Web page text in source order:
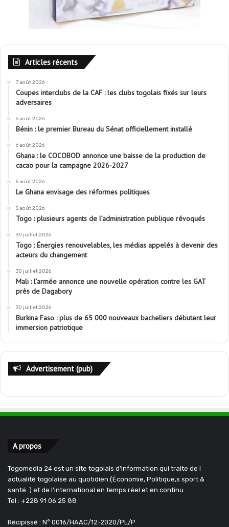
Articles récents
7 août 2026
Coupes interclubs de la CAF : les clubs togolais fixés sur leurs
adversaires
6 août 2026
Bénin : le premier Bureau du Sénat officiellement installé
6 août 2026
Ghana : le COCOBOD annonce une baisse de la production de
cacao pour la campagne 2026-2027
5 août 2026
Le Ghana envisage des réformes politiques
5 août 2026
Togo : plusieurs agents de l’administration publique révoqués
30 juillet 2026
Togo : Énergies renouvelables, les médias appelés à devenir des
acteurs du changement
30 juillet 2026
Mali : l’armée annonce une nouvelle opération contre les GAT
près de Dagabory
30 juillet 2026
Burkina Faso : plus de 65 000 nouveaux bacheliers débutent leur
immersion patriotique
Advertisement (pub)
A propos
Togomedia 24 est un site togolais d'information qui traite de l
actualité togolaise au quotidien (Économie, Politique,s sport &
santé..) et de l'international en temps réel et en continu.
Tel : +228 91 06 25 88
Récipissé : N° 0016/HAAC/12-2020/PL/P